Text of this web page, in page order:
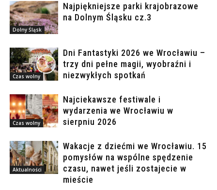
Dolny Śląsk
Najpiękniejsze parki krajobrazowe
na Dolnym Śląsku cz.3
Czas wolny
Dni Fantastyki 2026 we Wrocławiu –
trzy dni pełne magii, wyobraźni i
niezwykłych spotkań
Czas wolny
Najciekawsze festiwale i
wydarzenia we Wrocławiu w
sierpniu 2026
Aktualności
Wakacje z dziećmi we Wrocławiu. 15
pomysłów na wspólne spędzenie
czasu, nawet jeśli zostajecie w
mieście